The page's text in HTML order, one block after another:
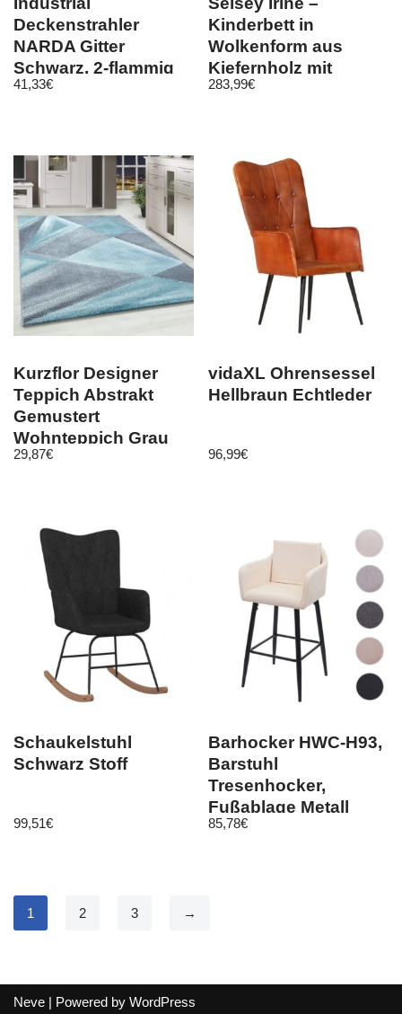
Deckenstrahler
NARDA Gitter
Schwarz, 2-flammig
41,33€
Kinderbett in
Wolkenform aus
Kiefernholz mit
Lattenrost
283,99€
Kurzflor Designer
Teppich Abstrakt
Gemustert
Wohnteppich Grau
Blau Weiss Meliert
29,87€
vidaXL Ohrensessel
Hellbraun Echtleder
96,99€
Schaukelstuhl
Schwarz Stoff
99,51€
Barhocker HWC-H93,
Barstuhl
Tresenhocker,
Fußablage Metall
85,78€
1 2 3 →
Neve | Powered by WordPress